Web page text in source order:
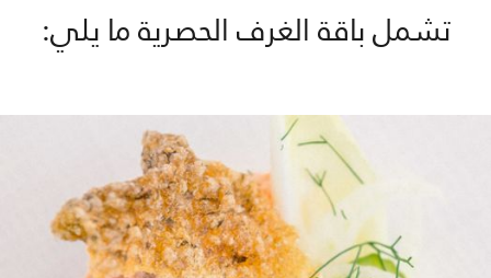
تشمل باقة الغرف الحصرية ما يلي: